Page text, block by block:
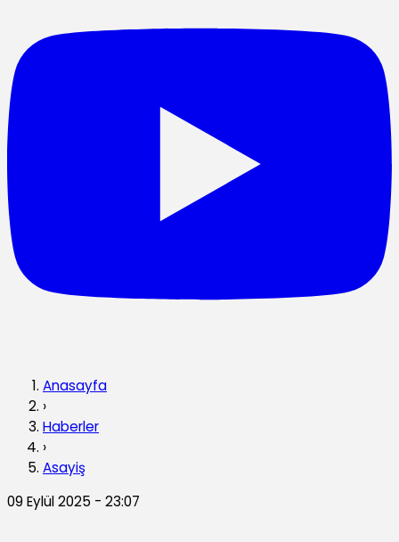
Anasayfa
›
Haberler
›
Asayiş
09 Eylül 2025 - 23:07